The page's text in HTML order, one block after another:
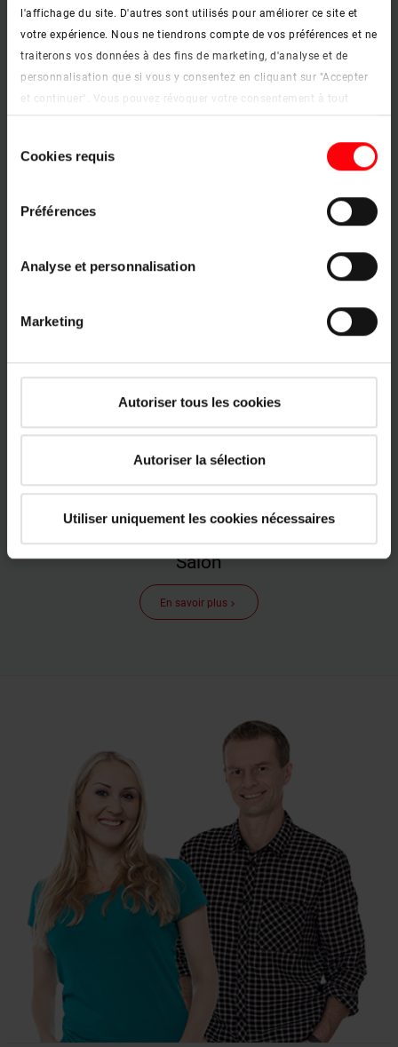
l'affichage du site. D'autres sont utilisés pour améliorer ce site et
votre expérience. Nous ne tiendrons compte de vos préférences et ne
traiterons vos données à des fins de marketing, d'analyse et de
personnalisation que si vous y consentez en cliquant sur "Accepter
et continuer". Vous pouvez révoquer votre consentement à tout
moment. Vous trouverez de plus amples informations sur les
cookies et les options de personnalisation sous le bouton "Afficher
les détails".
duCookies requis
Préférences
Analyse et personnalisation
Marketing
Autoriser tous les cookies
Autoriser la sélection
Utiliser uniquement les cookies nécessaires
En savoir plus
Salon
En savoir plus keyboard_arrow_right